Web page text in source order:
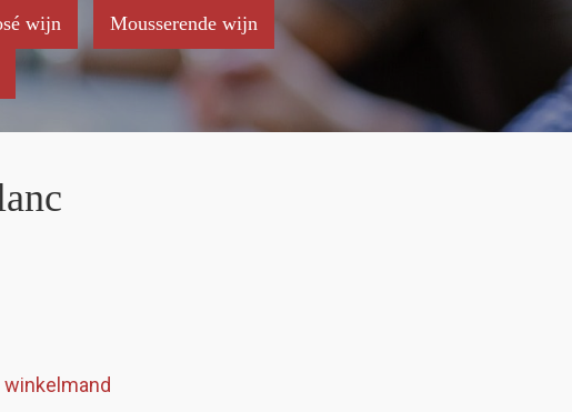
wijn Mousserende wijn
winkelmand